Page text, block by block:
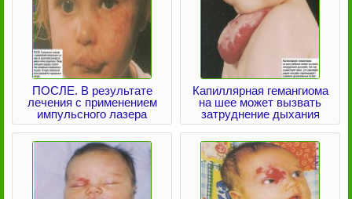
ПОСЛЕ. В результате
лечения с применением
импульсного лазера
Капиллярная гемангиома
на шее может вызвать
затруднение дыхания